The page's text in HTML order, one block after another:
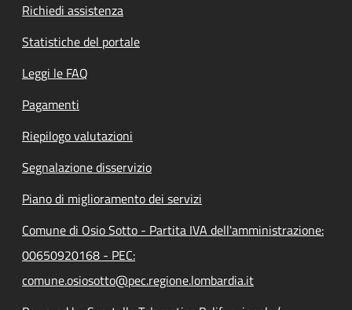
Richiedi assistenza
Statistiche del portale
Leggi le FAQ
Pagamenti
Riepilogo valutazioni
Segnalazione disservizio
Piano di miglioramento dei servizi
Comune di Osio Sotto - Partita IVA dell'amministrazione:
00650920168 - PEC:
comune.osiosotto@pec.regione.lombardia.it